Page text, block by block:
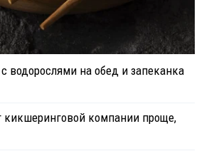
водорослями на обед и запеканка
кикшеринговой компании проще,